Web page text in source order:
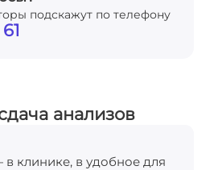
подскажут по телефону
анализов
клинике, в удобное для